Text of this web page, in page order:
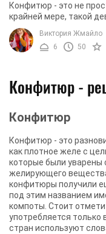
Конфитюр - это не
крайней мере, такой
будем делать этот
Виктория Жмайло
6
50
Конфитюр -
Конфитюр
Конфитюр - это
как плотное желе с
которые были уварены
желирующего
конфитюры получили
под этим названием
компоты. Стоит
употребляется
стран используют